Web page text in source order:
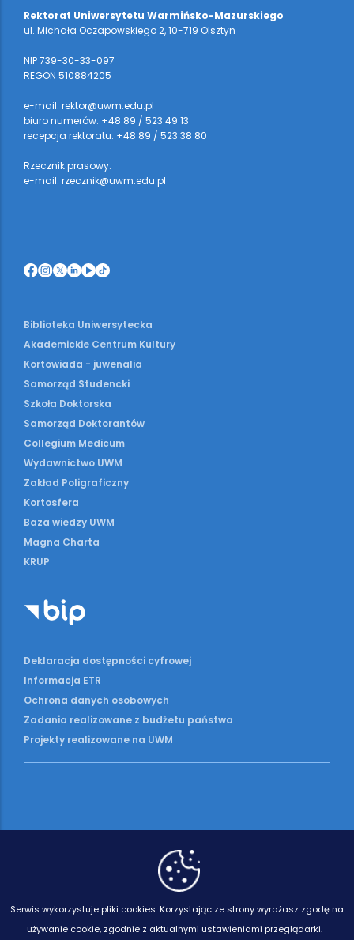
Rektorat Uniwersytetu Warmińsko-Mazurskiego
ul. Michała Oczapowskiego 2, 10-719 Olsztyn
NIP 739-30-33-097
REGON 510884205
e-mail: rektor@uwm.edu.pl
biuro numerów: +48 89 / 523 49 13
recepcja rektoratu: +48 89 / 523 38 80
Rzecznik prasowy:
e-mail: rzecznik@uwm.edu.pl
Biblioteka Uniwersytecka
Akademickie Centrum Kultury
Kortowiada - juwenalia
Samorząd Studencki
Szkoła Doktorska
Samorząd Doktorantów
Collegium Medicum
Wydawnictwo UWM
Zakład Poligraficzny
Kortosfera
Baza wiedzy UWM
Magna Charta
KRUP
Deklaracja dostępności cyfrowej
Informacja ETR
Ochrona danych osobowych
Zadania realizowane z budżetu państwa
Projekty realizowane na UWM
Serwis wykorzystuje pliki cookies. Korzystając ze strony wyrażasz zgodę na
używanie cookie, zgodnie z aktualnymi ustawieniami przeglądarki.